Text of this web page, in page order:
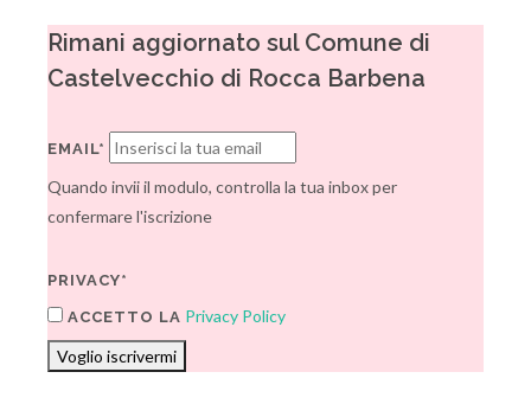
Rimani aggiornato sul Comune di
Castelvecchio di Rocca Barbena
EMAIL*
Quando invii il modulo, controlla la tua inbox per
confermare l'iscrizione
PRIVACY*
ACCETTO LA Privacy Policy
Voglio iscrivermi